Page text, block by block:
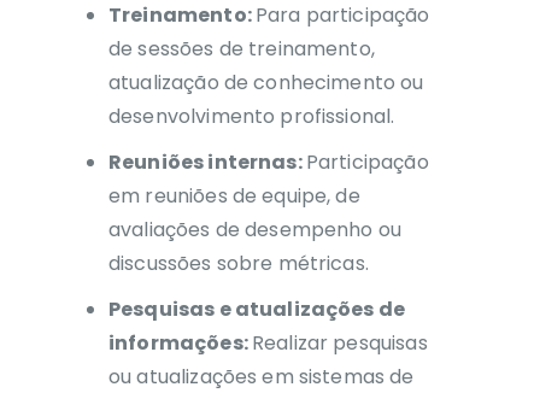
Treinamento:Para participação
de sessões de treinamento,
atualização de conhecimento ou
desenvolvimento profissional.
Reuniões internas:Participação
em reuniões de equipe, de
avaliações de desempenho ou
discussões sobre métricas.
Pesquisas e atualizações de
informações:Realizar pesquisas
ou atualizações em sistemas de